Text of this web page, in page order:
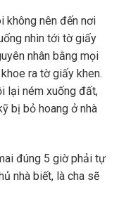
không nên đến nơi
nhìn tới tờ giấy
nhân bằng mọi
ra tờ giấy khen.
lại ném xuống đất,
bị bỏ hoang ở nhà
đúng 5 giờ phải tự
nhà biết, là cha sẽ